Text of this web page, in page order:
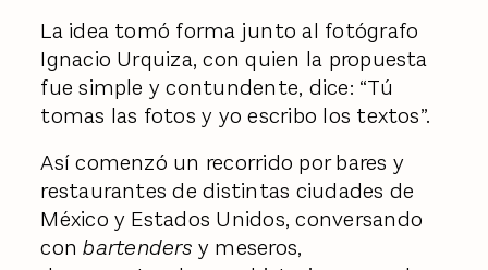
La idea tomó forma junto al fotógrafo
Ignacio Urquiza, con quien la propuesta
fue simple y contundente, dice: “Tú
tomas las fotos y yo escribo los textos”.
Así comenzó un recorrido por bares y
restaurantes de distintas ciudades de
México y Estados Unidos, conversando
conbartenders y meseros,